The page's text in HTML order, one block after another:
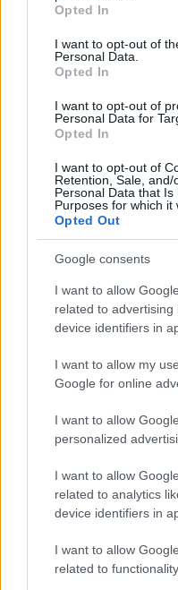
use your data for below
consent section.
Opted In
I want to opt-out of
Personal Data.
Opted In
I want to opt-out of
Personal Data for
Opted In
I want to opt-out of
Retention, Sale,
Personal Data that
Purposes for which it
Opted Out
Google consents
I want to allow
related to
device identifiers in
I want to allow my
Google for online
I want to allow
personalized
I want to allow
related to analytics
device identifiers in
I want to allow
related to
Vuoi
Puoi abbonarti a
Puoi effettuare
sezione Logindal
cliccandoqui
TEMI: “Sul Filo Del